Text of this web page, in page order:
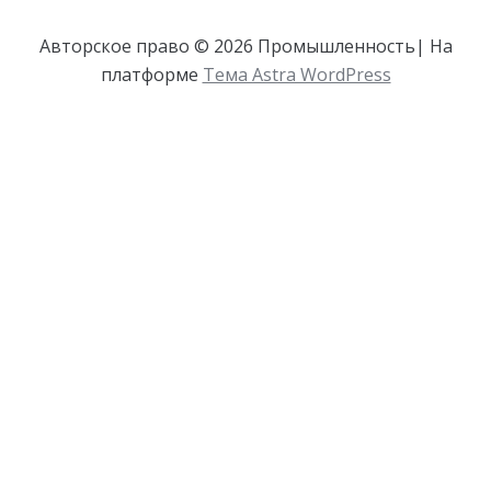
Авторское право © 2026 Промышленность| На
платформе Тема Astra WordPress